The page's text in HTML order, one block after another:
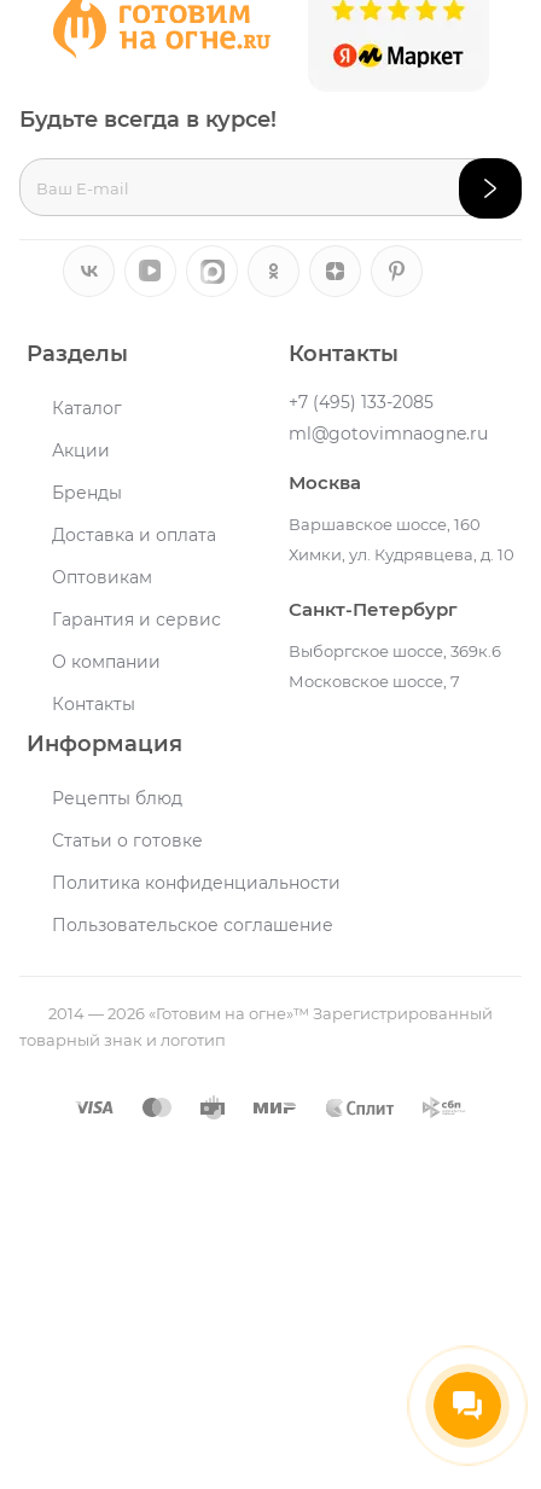
Разделы
Каталог
Акции
Бренды
Доставка и оплата
Оптовикам
Гарантия и сервис
О компании
Контакты
Информация
Рецепты блюд
Статьи о готовке
Политика конфиденциальности
Пользовательское соглашение
Контакты
+7 (495) 133-2085
ml@gotovimnaogne.ru
Москва
Варшавское шоссе, 160
Химки, ул. Кудрявцева, д. 10
Санкт-Петербург
Выборгское шоссе, 369к.6
Московское шоссе, 7
Будьте всегда в курсе!
2014 — 2026 «Готовим на огне»™ Зарегистрированный
товарный знак и логотип